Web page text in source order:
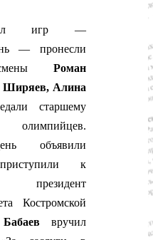
о
игр —
— пронесли
Роман
Ширяев, Алина
старшему
объявили
к
президент
Костромской
вручил